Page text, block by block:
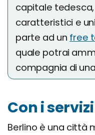
capitale
caratteristici e
parte ad un free
quale potrai
compagnia di
Con i
Berlino è una città